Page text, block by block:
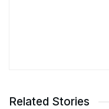
Related Stories